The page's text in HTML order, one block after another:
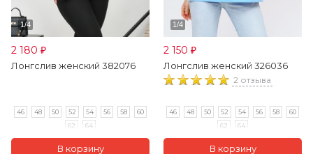
2 180 ₽
Лонгслив женский 382076
46 48 50 52 54 56 58
60
62
64
2 150 ₽
Лонгслив женский 326036
2 отзыва
46 48 50 52 54 56 58
60
62
64